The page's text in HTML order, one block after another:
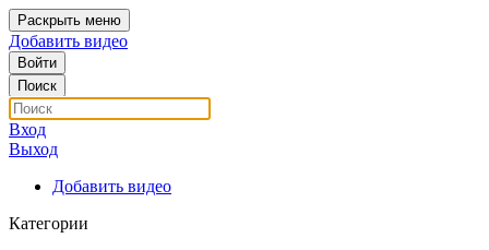
Раскрыть меню
Добавить видео
Войти
Поиск
Вход
Выход
Добавить видео
Категории